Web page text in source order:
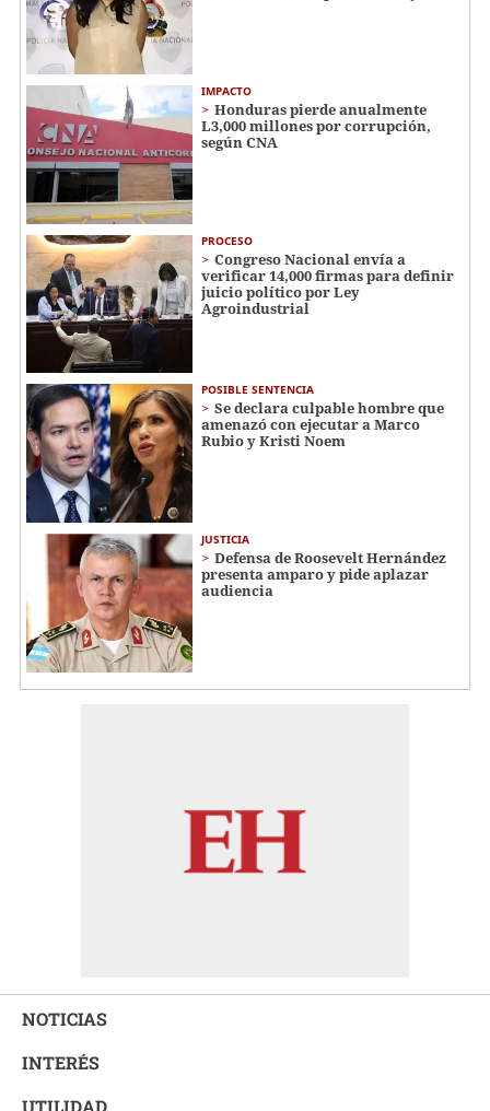
IMPACTO
Honduras pierde anualmente
L3,000 millones por corrupción,
según CNA
PROCESO
Congreso Nacional envía a
verificar 14,000 firmas para definir
juicio político por Ley
Agroindustrial
POSIBLE SENTENCIA
Se declara culpable hombre que
amenazó con ejecutar a Marco
Rubio y Kristi Noem
JUSTICIA
Defensa de Roosevelt Hernández
presenta amparo y pide aplazar
audiencia
NOTICIAS
INTERÉS
UTILIDAD